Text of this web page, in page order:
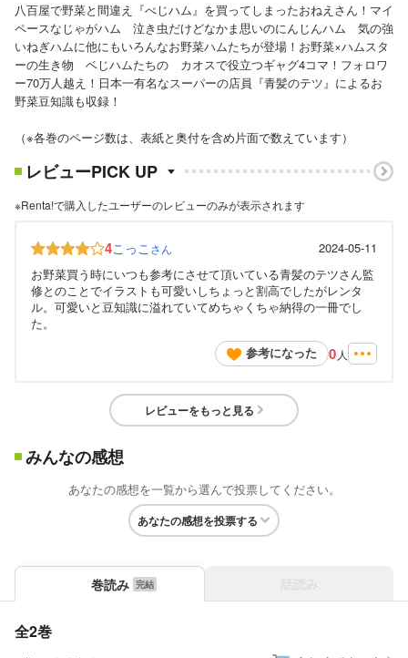
八百屋で野菜と間違え『べじハム』を買ってしまったおねえさん！マイ
ペースなじゃがハム 泣き虫だけどなかま思いのにんじんハム 気の強
いねぎハムに他にもいろんなお野菜ハムたちが登場！お野菜×ハムスタ
ーの生き物 ベじハムたちの カオスで役立つギャグ4コマ！フォロワ
ー70万人越え！日本一有名なスーパーの店員『青髪のテツ』によるお
野菜豆知識も収録！
（※各巻のページ数は、表紙と奥付を含め片面で数えています）
レビューPICK UP
※Renta!で購入したユーザーのレビューのみが表示されます
4こっこ さん
2024-05-11
お野菜買う時にいつも参考にさせて頂いている青髪のテツさん監
修とのことでイラストも可愛いしちょっと割高でしたがレンタ
ル。可愛いと豆知識に溢れていてめちゃくちゃ納得の一冊でし
た。
参考になった
0 人
レビューをもっと見る
みんなの感想
あなたの感想を一覧から選んで投票してください。
あなたの感想を投票する
巻読み
全2巻